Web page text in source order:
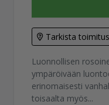
Tarkista
Luonnollisen
ympäröivään
erinomaisesti
toisaalta myös...